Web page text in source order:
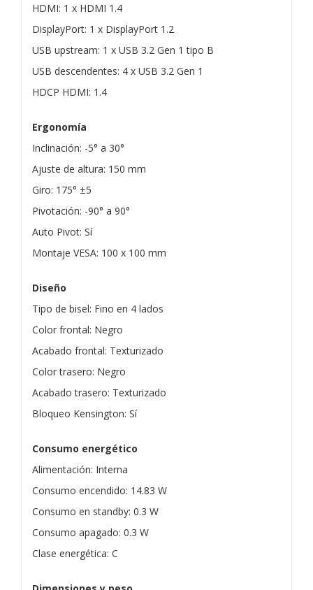
HDMI: 1 x HDMI 1.4
DisplayPort: 1 x DisplayPort 1.2
USB upstream: 1 x USB 3.2 Gen 1 tipo B
USB descendentes: 4 x USB 3.2 Gen 1
HDCP HDMI: 1.4
Ergonomía
Inclinación: -5° a 30°
Ajuste de altura: 150 mm
Giro: 175° ±5
Pivotación: -90° a 90°
Auto Pivot: Sí
Montaje VESA: 100 x 100 mm
Diseño
Tipo de bisel: Fino en 4 lados
Color frontal: Negro
Acabado frontal: Texturizado
Color trasero: Negro
Acabado trasero: Texturizado
Bloqueo Kensington: Sí
Consumo energético
Alimentación: Interna
Consumo encendido: 14.83 W
Consumo en standby: 0.3 W
Consumo apagado: 0.3 W
Clase energética: C